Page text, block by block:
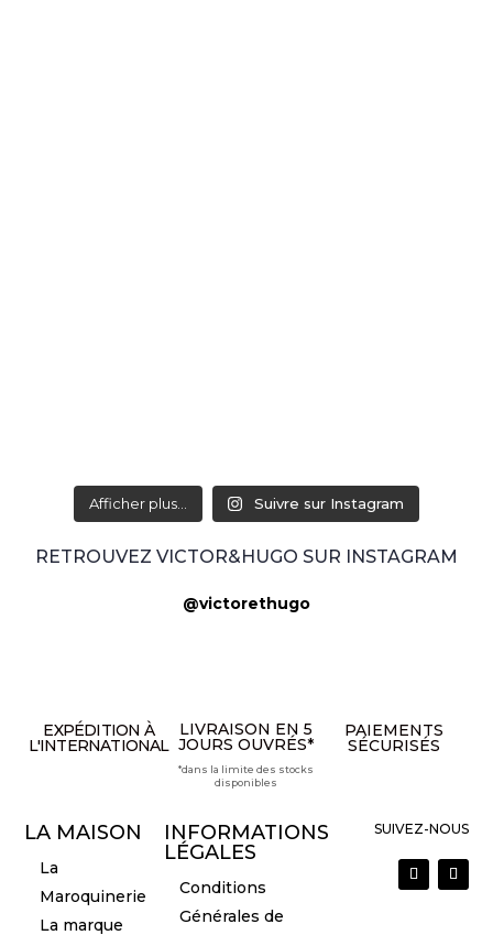
Afficher plus... Suivre sur Instagram
RETROUVEZ VICTOR&HUGO SUR INSTAGRAM
@victorethugo
EXPÉDITION À
L'INTERNATIONAL
LIVRAISON EN 5
JOURS OUVRÉS*
*dans la limite des stocks
disponibles
PAIEMENTS
SÉCURISÉS
LA MAISON
La
Maroquinerie
La marque
INFORMATIONS
LÉGALES
Conditions
Générales de
SUIVEZ-NOUS